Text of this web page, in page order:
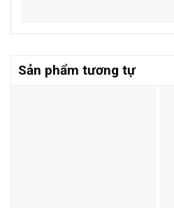
Sản phẩm tương tự